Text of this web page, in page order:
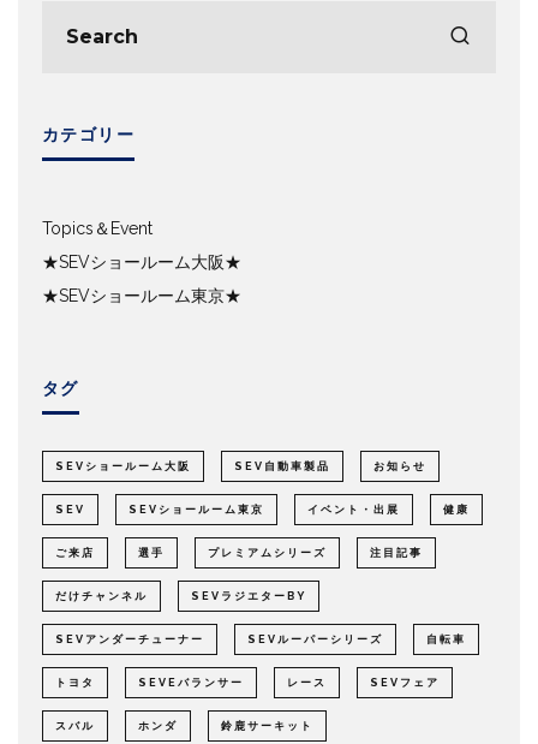
カテゴリー
Topics＆Event
★SEVショールーム大阪★
★SEVショールーム東京★
タグ
SEVショールーム大阪 SEV自動車製品 お知らせ
SEV SEVショールーム東京 イベント・出展 健康
ご来店 選手 プレミアムシリーズ 注目記事
だけチャンネル SEVラジエターBY
SEVアンダーチューナー SEVルーパーシリーズ 自転車
トヨタ SEVEバランサー レース SEVフェア
スバル ホンダ 鈴鹿サーキット